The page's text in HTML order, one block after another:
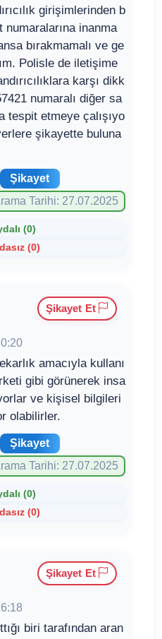
girişimlerinden b
inanma
bırakmamalı ve ge
Polisle de iletişime
karşı dikk
numaralı diğer sa
tespit etmeye çalışıyo
şikayette buluna
Şikayet
Tarihi: 27.07.2025
(0)
(0)
amacıyla kullanı
gibi görünerek insa
ve kişisel bilgileri
olabilirler.
Şikayet
Tarihi: 27.07.2025
(0)
(0)
Şikayet Et
biri tarafından aran
Şikayet Et